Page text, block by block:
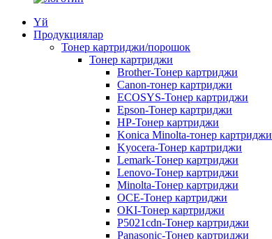
Үй
Продукциялар
Тонер картриджи/порошок
Тонер картриджи
Brother-Тонер картриджи
Canon-тонер картриджи
ECOSYS-Тонер картриджи
Epson-Тонер картриджи
HP-Тонер картриджи
Konica Minolta-тонер картриджи
Kyocera-Тонер картриджи
Lemark-Тонер картриджи
Lenovo-Тонер картриджи
Minolta-Тонер картриджи
OCE-Тонер картриджи
OKI-Тонер картриджи
P5021cdn-Тонер картриджи
Panasonic-Тонер картриджи